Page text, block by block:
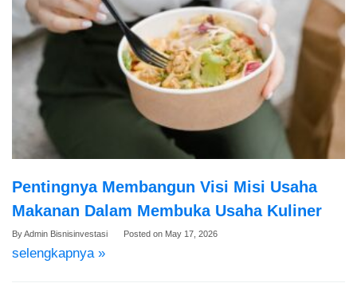
Pentingnya Membangun Visi Misi Usaha
Makanan Dalam Membuka Usaha Kuliner
ByAdmin Bisnisinvestasi Posted on May 17, 2026
selengkapnya »